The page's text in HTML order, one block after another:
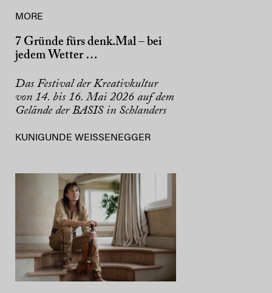
MORE
7 Gründe fürs denk.Mal – bei
jedem Wetter …
Das Festival der Kreativkultur
von 14. bis 16. Mai 2026 auf dem
Gelände der BASIS in Schlanders
KUNIGUNDE WEISSENEGGER